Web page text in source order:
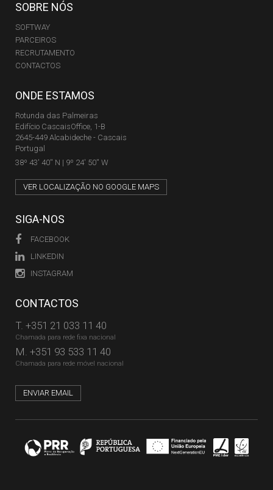
SOBRE NÓS
SOFTWAY
PARCEIROS
RECRUTAMENTO
CONTACTOS
ONDE ESTAMOS
Rotunda das Palmeiras
Edifício CascaisOffice, 1-B
2645-449 Alcabideche - Cascais
Portugal
38º 43' 40'' N | 9º 24' 50'' W
VER LOCALIZAÇÃO NO GOOGLE MAPS
SIGA-NOS
FACEBOOK
LINKEDIN
INSTAGRAM
CONTACTOS
T. +351 21 033 11 40
Chamada para rede fixa nacional
M. +351 93 533 11 40
Chamada para rede móvel nacional
ENVIAR EMAIL